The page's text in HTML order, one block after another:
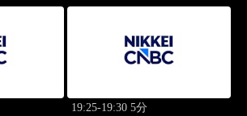
19:25-19:30 5分